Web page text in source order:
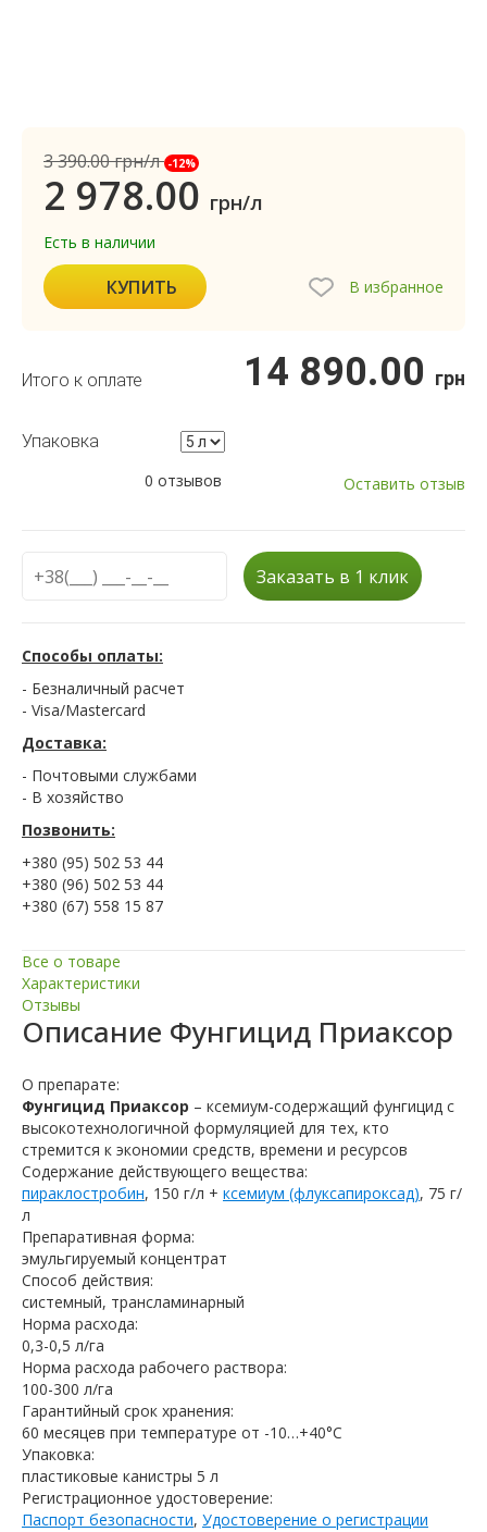
3 390.00грн/л -12%
2 978.00 грн/л
Есть в наличии
КУПИТЬ В избранное
Итого к оплате 14 890.00 грн
Упаковка
0 отзывов
Оставить отзыв
Заказать в 1 клик
Способы оплаты:
- Безналичный расчет
- Visa/Mastercard
Доставка:
- Почтовыми службами
- В хозяйство
Позвонить:
+380 (95) 502 53 44
+380 (96) 502 53 44
+380 (67) 558 15 87
Все о товаре
Характеристики
Отзывы
Описание Фунгицид Приаксор
О препарате:
Фунгицид Приаксор – ксемиум-содержащий фунгицид с
высокотехнологичной формуляцией для тех, кто
стремится к экономии средств, времени и ресурсов
Содержание действующего вещества:
пираклостробин, 150 г/л + ксемиум (флуксапироксад), 75 г/
л
Препаративная форма:
эмульгируемый концентрат
Способ действия:
системный, трансламинарный
Норма расхода:
0,3-0,5 л/га
Норма расхода рабочего раствора:
100-300 л/га
Гарантийный срок хранения:
60 месяцев при температуре от -10…+40°C
Упаковка:
пластиковые канистры 5 л
Регистрационное удостоверение:
Паспорт безопасности, Удостоверение о регистрации